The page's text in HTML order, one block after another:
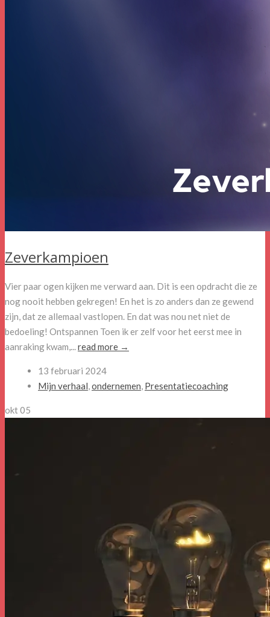
Zeverkampioen
Vier paar ogen kijken me verward aan. Dit is een opdracht die ze
nog nooit hebben gekregen! En het is zo anders dan ze gewend
zijn, dat ze allemaal vastlopen. En dat was nou net niet de
bedoeling! Ontspannen Toen ik er zelf voor het eerst mee in
aanraking kwam,...read more →
13 februari 2024
Mijn verhaal,ondernemen, Presentatiecoaching
okt05